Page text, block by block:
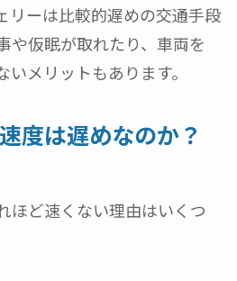
リーは比較的遅めの交通手段
や仮眠が取れたり、車両を
メリットもあります。
度は遅めなのか？
ほど速くない理由はいくつ